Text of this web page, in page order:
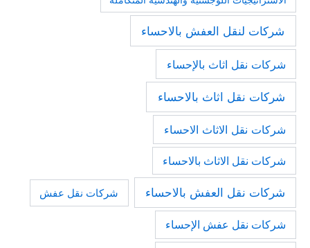
شركات لنقل العفش بالاحساء
شركات نقل اثاث بالإحساء
شركات نقل اثاث بالاحساء
شركات نقل الاثاث الاحساء
شركات نقل الاثاث بالاحساء
شركات نقل العفش بالاحساء شركات نقل عفش
شركات نقل عفش الإحساء